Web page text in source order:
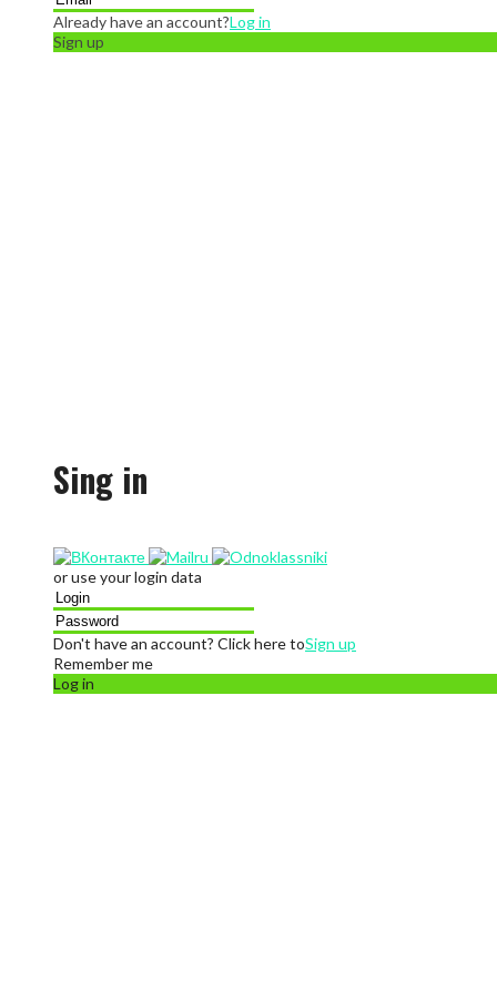
Already have an account?Log in
Sign up
Sing in
or use your login data
Don't have an account? Click here toSign up
Remember me
Log in